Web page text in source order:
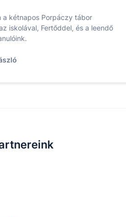
a kétnapos Porpáczy tábor
iskolával, Fertőddel, és a leendő